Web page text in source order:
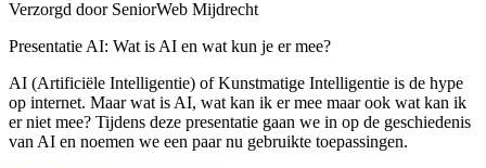
Verzorgd door SeniorWeb Mijdrecht
Presentatie AI: Wat is AI en wat kun je er mee?
AI (Artificiële Intelligentie) of Kunstmatige Intelligentie is de hype
op internet. Maar wat is AI, wat kan ik er mee maar ook wat kan ik
er niet mee? Tijdens deze presentatie gaan we in op de geschiedenis
van AI en noemen we een paar nu gebruikte toepassingen.